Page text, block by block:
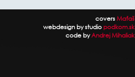
coversMaťaš
webdesign by studio podkom.sk
code byAndrej Mihaliak